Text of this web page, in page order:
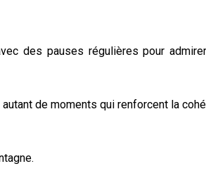
des pauses régulières pour
de moments qui renforcent la